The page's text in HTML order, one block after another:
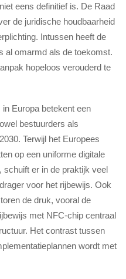
eens definitief is. De Raad
de juridische houdbaarheid
Intussen heeft de
al omarmd als de toekomst.
hopeloos verouderd te
Europa betekent een
bestuurders als
Terwijl het Europees
op een uniforme digitale
schuift er in de praktijk veel
voor het rijbewijs. Ook
de druk, vooral de
met NFC-chip centraal
Het contrast tussen
wordt met